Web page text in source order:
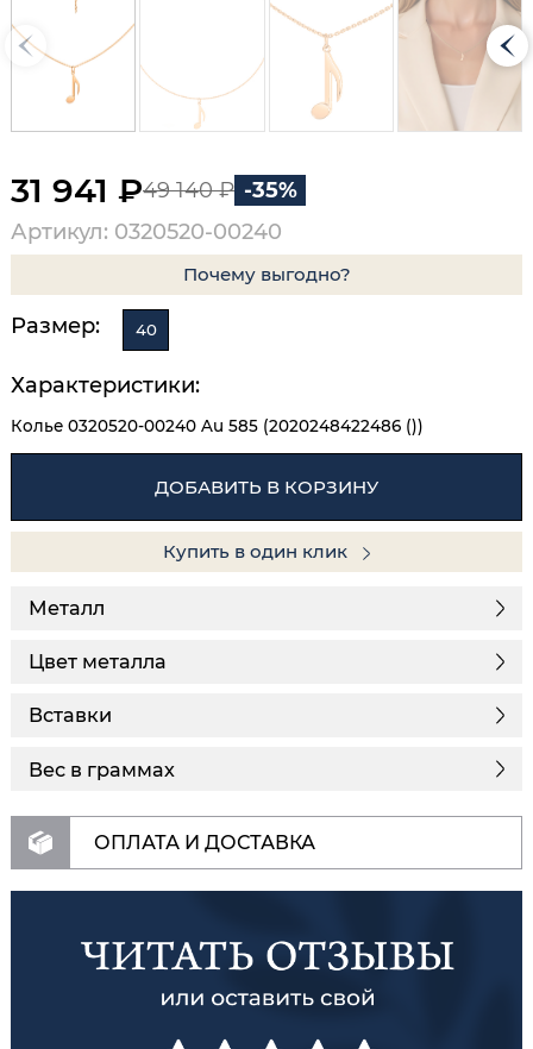
31 941 ₽49 140 ₽ -35%
Артикул: 0320520-00240
Почему выгодно?
Размер: 40
Характеристики:
Колье 0320520-00240 Au 585 (2020248422486 ())
ДОБАВИТЬ В КОРЗИНУ
Купить в один клик
Металл
Цвет металла
Вставки
Вес в граммах
ОПЛАТА И ДОСТАВКА